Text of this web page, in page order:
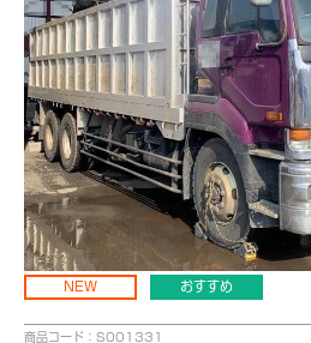
NEW おすすめ
商品コード：S001331